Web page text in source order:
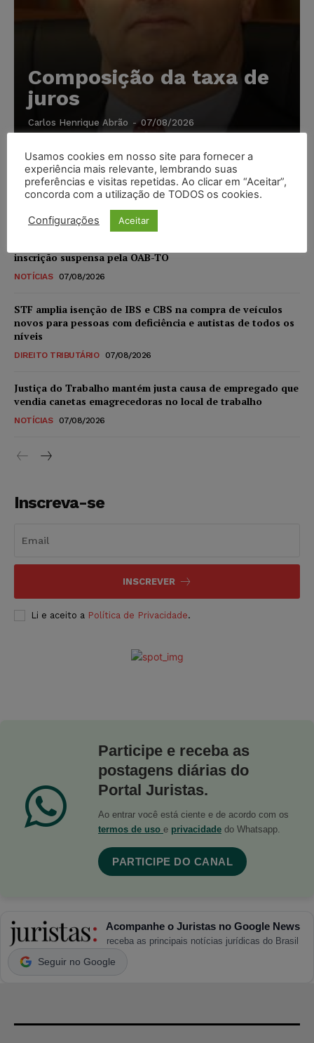
Composição da taxa de
juros
Carlos Henrique Abrão - 07/08/2026
Meta é alvo de denúncia após anúncios com conteúdo
sexual infantil gerado por IA circularem em suas
plataformas
inscrição suspensa pela OAB-TO
NOTÍCIAS 07/08/2026
STF amplia isenção de IBS e CBS na compra de veículos
novos para pessoas com deficiência e autistas de todos os
níveis
DIREITO TRIBUTÁRIO 07/08/2026
Justiça do Trabalho mantém justa causa de empregado que
vendia canetas emagrecedoras no local de trabalho
NOTÍCIAS 07/08/2026
Inscreva-se
INSCREVER
Li e aceito a Política de Privacidade.
Participe e receba as
postagens diárias do
Portal Juristas.
Ao entrar você está ciente e de acordo com os
termos de uso e privacidade do Whatsapp.
PARTICIPE DO CANAL
Acompanhe o Juristas no Google News
receba as principais notícias jurídicas do Brasil
Seguir no Google
Usamos cookies em nosso site para fornecer a
experiência mais relevante, lembrando suas
preferências e visitas repetidas. Ao clicar em “Aceitar”,
concorda com a utilização de TODOS os cookies.
Configurações Aceitar